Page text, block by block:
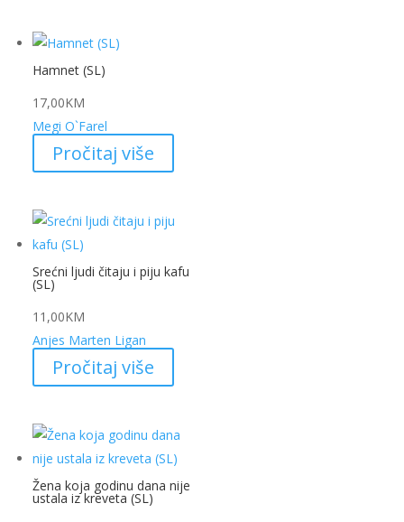
Hamnet (SL)
17,00KM
Megi O`Farel
Pročitaj više
Srećni ljudi čitaju i piju kafu
(SL)
11,00KM
Anjes Marten Ligan
Pročitaj više
Žena koja godinu dana nije
ustala iz kreveta (SL)